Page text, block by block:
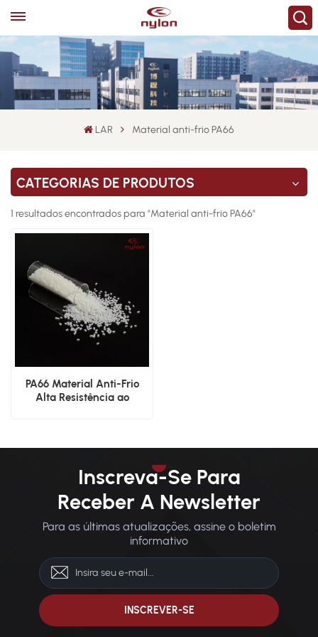
LAR Material anti-frio PA66
CATEGORIAS DE PRODUTOS
1 resultados encontrados para "Material anti-frio PA66"
PA66 Material Anti-Frio
Alta Resistência ao
Inscreva-Se Para
Receber A Newsletter
Para as últimas atualizações, assine o boletim
informativo